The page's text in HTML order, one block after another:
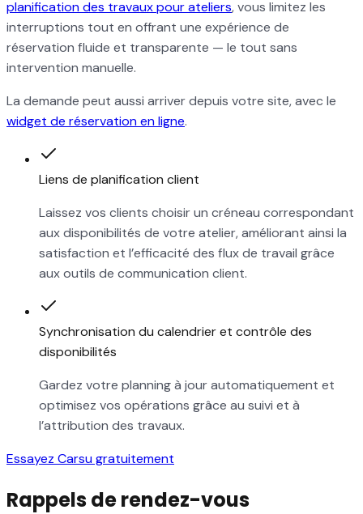
planification des travaux pour ateliers, vous limitez les
interruptions tout en offrant une expérience de
réservation fluide et transparente — le tout sans
intervention manuelle.
La demande peut aussi arriver depuis votre site, avec le
widget de réservation en ligne.
Liens de planification client
Laissez vos clients choisir un créneau correspondant
aux disponibilités de votre atelier, améliorant ainsi la
satisfaction et l’efficacité des flux de travail grâce
aux outils de communication client.
Synchronisation du calendrier et contrôle des
disponibilités
Gardez votre planning à jour automatiquement et
optimisez vos opérations grâce au suivi et à
l’attribution des travaux.
Essayez Carsu gratuitement
Rappels de rendez-vous